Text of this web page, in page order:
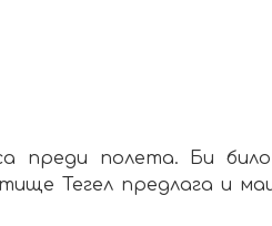
полета. Би
Тегел предлага и